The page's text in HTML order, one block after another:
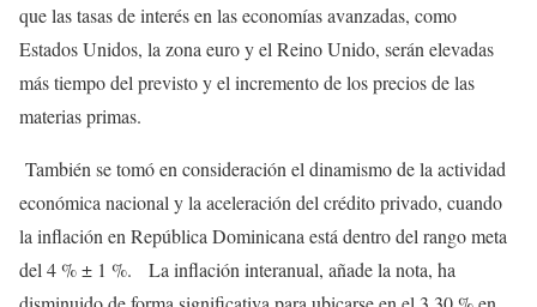
que las tasas de interés en las economías avanzadas, como
Estados Unidos, la zona euro y el Reino Unido, serán elevadas
más tiempo del previsto y el incremento de los precios de las
materias primas.
También se tomó en consideración el dinamismo de la actividad
económica nacional y la aceleración del crédito privado, cuando
la inflación en República Dominicana está dentro del rango meta
del 4 % ± 1 %. La inflación interanual, añade la nota, ha